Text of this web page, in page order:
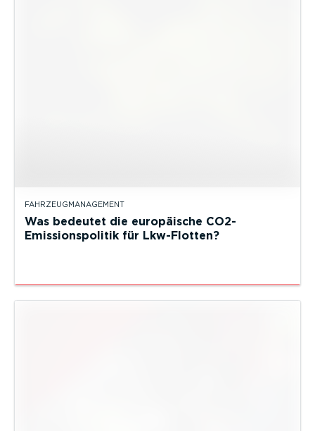
FAHRZEUGMANAGEMENT
Was bedeutet die europäische CO2-
Emissionspolitik für Lkw-Flotten?